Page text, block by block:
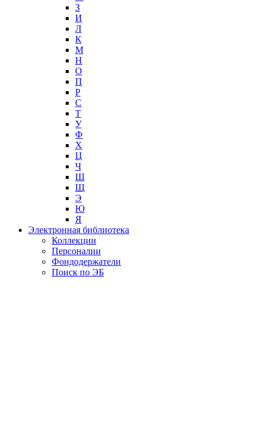
З
И
Л
К
М
Н
О
П
Р
С
Т
У
Ф
Х
Ц
Ч
Ш
Щ
Э
Ю
Я
Электронная библиотека
Коллекции
Персоналии
Фондодержатели
Поиск по ЭБ